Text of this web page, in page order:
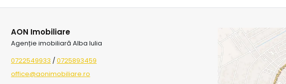
AON Imobiliare
Agenție imobiliară Alba Iulia
0722549933 / 0725893459
office@aonimobiliare.ro